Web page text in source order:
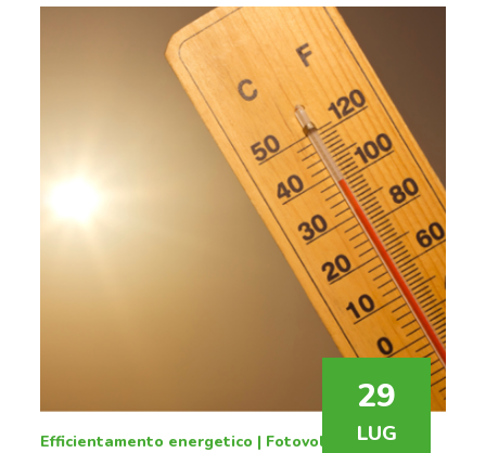
potenziale sul pianeta. Se sfruttata correttamente,
potrebbe facilmente soddisfare, e superare, la
domanda di elettricità attuale e futura.
29
LUG
Efficientamento energetico | Fotovoltaico